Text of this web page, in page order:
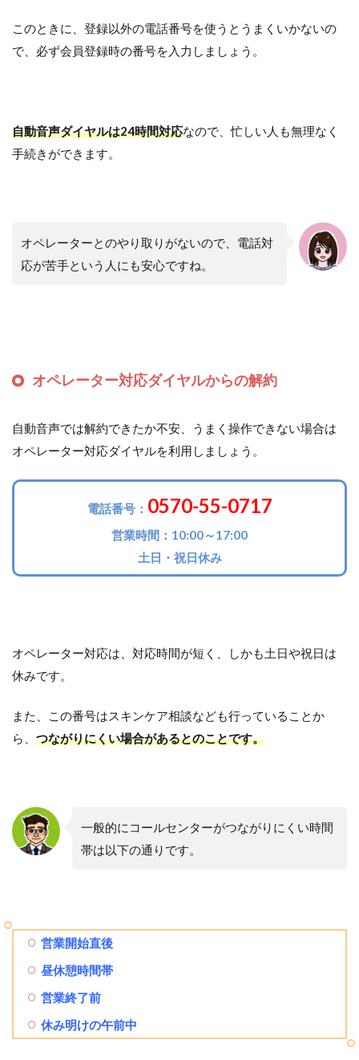
このときに、登録以外の電話番号を使うとうまくいかないの
で、必ず会員登録時の番号を入力しましょう。
自動音声ダイヤルは24時間対応なので、忙しい人も無理なく
手続きができます。
オペレーターとのやり取りがないので、電話対
応が苦手という人にも安心ですね。
オペレーター対応ダイヤルからの解約
自動音声では解約できたか不安、うまく操作できない場合は
オペレーター対応ダイヤルを利用しましょう。
電話番号： 0570-55-0717
営業時間：10:00～17:00
土日・祝日休み
オペレーター対応は、対応時間が短く、しかも土日や祝日は
休みです。
また、この番号はスキンケア相談なども行っていることか
ら、 つながりにくい場合があるとのことです。
一般的にコールセンターがつながりにくい時間
帯は以下の通りです。
営業開始直後
昼休憩時間帯
営業終了前
休み明けの午前中